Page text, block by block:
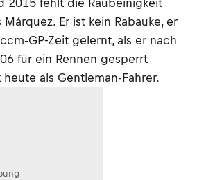
Er ist kein Rabauke, er
GP-Zeit gelernt, als er nach
für ein Rennen gesperrt
als Gentleman-Fahrer.